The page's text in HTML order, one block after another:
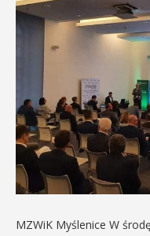
MZWiK Myślenice W